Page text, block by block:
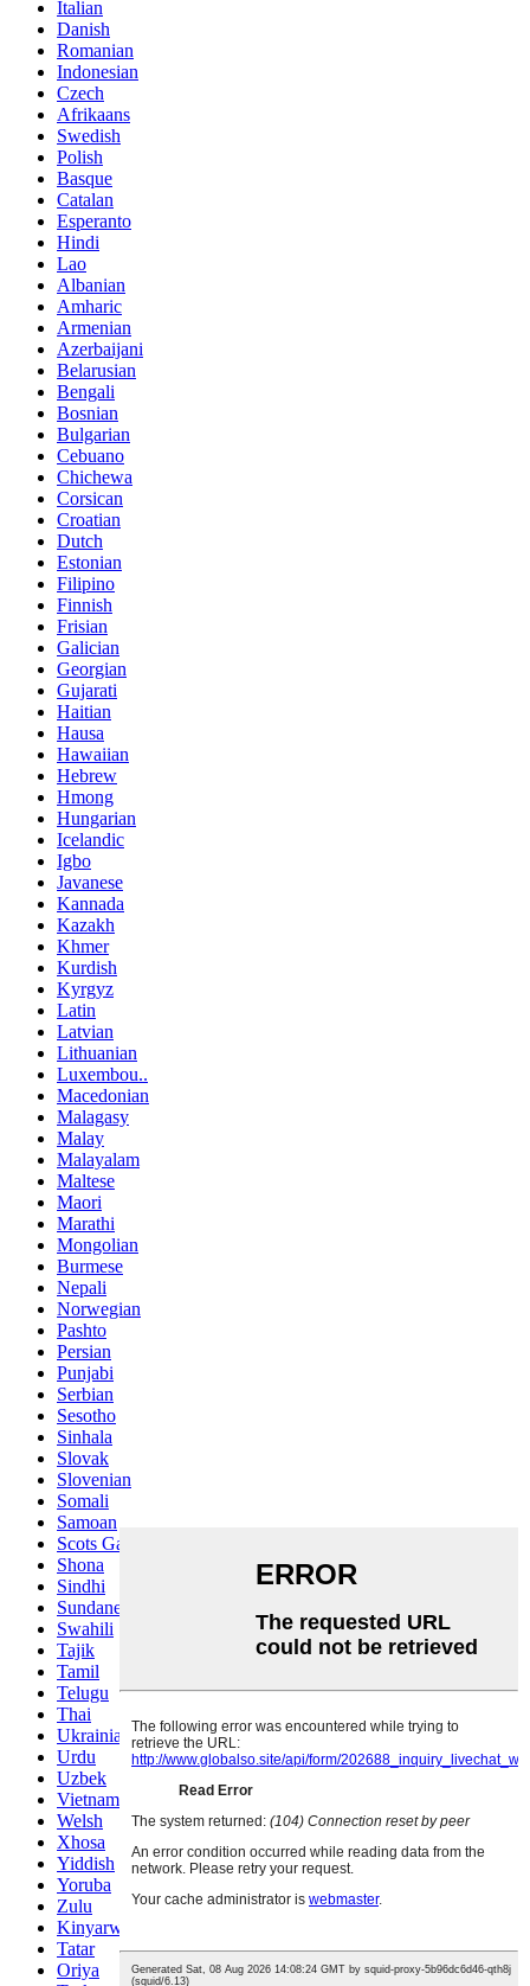
Italian
Danish
Romanian
Indonesian
Czech
Afrikaans
Swedish
Polish
Basque
Catalan
Esperanto
Hindi
Lao
Albanian
Amharic
Armenian
Azerbaijani
Belarusian
Bengali
Bosnian
Bulgarian
Cebuano
Chichewa
Corsican
Croatian
Dutch
Estonian
Filipino
Finnish
Frisian
Galician
Georgian
Gujarati
Haitian
Hausa
Hawaiian
Hebrew
Hmong
Hungarian
Icelandic
Igbo
Javanese
Kannada
Kazakh
Khmer
Kurdish
Kyrgyz
Latin
Latvian
Lithuanian
Luxembou..
Macedonian
Malagasy
Malay
Malayalam
Maltese
Maori
Marathi
Mongolian
Burmese
Nepali
Norwegian
Pashto
Persian
Punjabi
Serbian
Sesotho
Sinhala
Slovak
Slovenian
Somali
Samoan
Scots Gaelic
Shona
Sindhi
Sundanese
Swahili
Tajik
Tamil
Telugu
Thai
Ukrainian
Urdu
Uzbek
Vietnamese
Welsh
Xhosa
Yiddish
Yoruba
Zulu
Kinyarwanda
Tatar
Oriya